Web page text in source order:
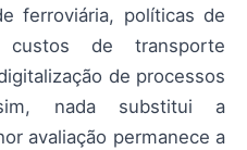
ferroviária, políticas de
de transporte
de processos
nada substitui a
avaliação permanece a